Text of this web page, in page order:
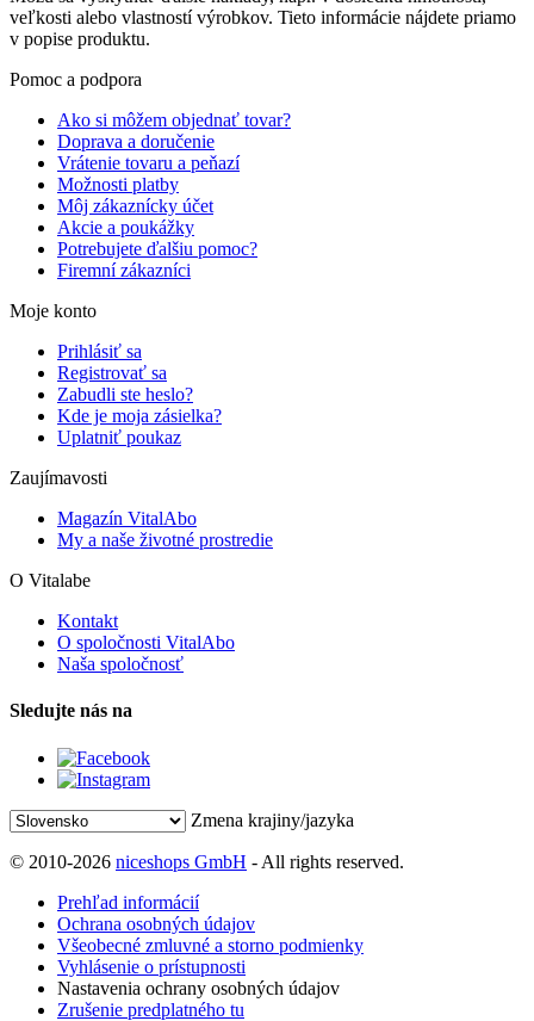
veľkosti alebo vlastností výrobkov. Tieto informácie nájdete priamo
v popise produktu.
Pomoc a podpora
Ako si môžem objednať tovar?
Doprava a doručenie
Vrátenie tovaru a peňazí
Možnosti platby
Môj zákaznícky účet
Akcie a poukážky
Potrebujete ďalšiu pomoc?
Firemní zákazníci
Moje konto
Prihlásiť sa
Registrovať sa
Zabudli ste heslo?
Kde je moja zásielka?
Uplatniť poukaz
Zaujímavosti
Magazín VitalAbo
My a naše životné prostredie
O Vitalabe
Kontakt
O spoločnosti VitalAbo
Naša spoločnosť
Sledujte nás na
Zmena krajiny/jazyka
© 2010-2026 niceshops GmbH - All rights reserved.
Prehľad informácií
Ochrana osobných údajov
Všeobecné zmluvné a storno podmienky
Vyhlásenie o prístupnosti
Nastavenia ochrany osobných údajov
Zrušenie predplatného tu